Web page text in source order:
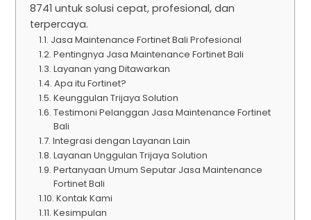
8741 untuk solusi cepat, profesional, dan
terpercaya.
Jasa Maintenance Fortinet Bali Profesional
Pentingnya Jasa Maintenance Fortinet Bali
Layanan yang Ditawarkan
Apa itu Fortinet?
Keunggulan Trijaya Solution
Testimoni Pelanggan Jasa Maintenance Fortinet
Bali
Integrasi dengan Layanan Lain
Layanan Unggulan Trijaya Solution
Pertanyaan Umum Seputar Jasa Maintenance
Fortinet Bali
Kontak Kami
Kesimpulan